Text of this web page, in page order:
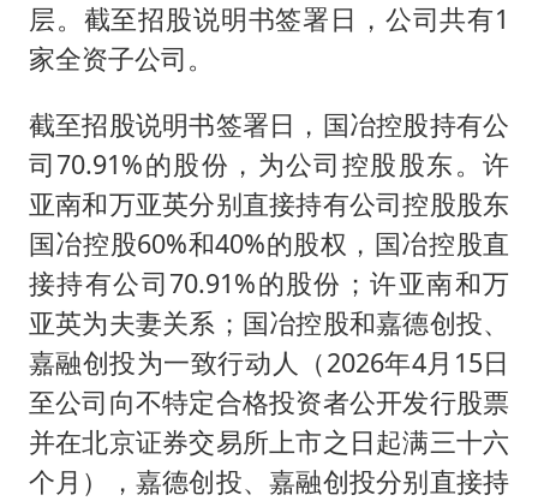
层。截至招股说明书签署日，公司共有1
家全资子公司。
截至招股说明书签署日，国冶控股持有公
司70.91%的股份，为公司控股股东。许
亚南和万亚英分别直接持有公司控股股东
国冶控股60%和40%的股权，国冶控股直
接持有公司70.91%的股份；许亚南和万
亚英为夫妻关系；国冶控股和嘉德创投、
嘉融创投为一致行动人（2026年4月15日
至公司向不特定合格投资者公开发行股票
并在北京证券交易所上市之日起满三十六
个月），嘉德创投、嘉融创投分别直接持